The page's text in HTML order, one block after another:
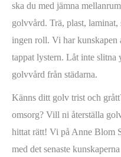
ska du med jämna
golvvård. Trä, plast,
ingen roll. Vi har kunskapen
tappat lystern. Låt inte slitna
golvvård från städarna.
Känns ditt golv trist och
omsorg? Vill ni återställa
hittat rätt! Vi på Anne Blom
med det senaste